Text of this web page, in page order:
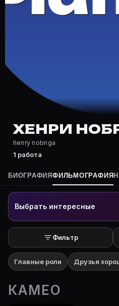
Где снимался Хенри
Хенри Нобрига — актёр.
Где открыть
На Movie Planner: https://
ХЕНРИ
henry nobriga
1 работа
БИОГРАФИЯФИЛЬМОГРАФИЯ
Выбрать интересные
Фильтр
Главные роли Друзья
КАМЕО